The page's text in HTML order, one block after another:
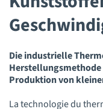
Die industrielle
Produktion von
La technologie du